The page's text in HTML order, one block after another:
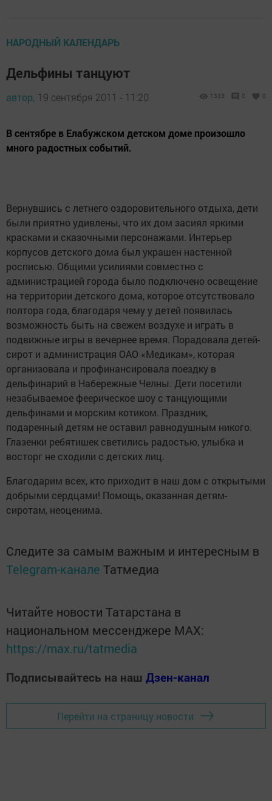
НАРОДНЫЙ КАЛЕНДАРЬ
Дельфины танцуют
автор, 19 сентября 2011 - 11:20 1333 0 0
В сентябре в Елабужском детском доме произошло
много радостных событий.
Вернувшись с летнего оздоровительного отдыха, дети
были приятно удивлены, что их дом засиял яркими
красками и сказочными персонажами. Интерьер
корпусов детского дома был украшен настенной
росписью. Общими усилиями совместно с
администрацией города было подключено освещение
на территории детского дома, которое отсутствовало
полтора года, благодаря чему у детей появилась
возможность быть на свежем воздухе и играть в
подвижные игры в вечернее время. Порадовала детей-
сирот и администрация ОАО «Медикам», которая
организовала и профинансировала поездку в
дельфинарий в Набережные Челны. Дети посетили
незабываемое феерическое шоу с танцующими
дельфинами и морским котиком. Праздник,
подаренный детям не оставил равнодушным никого.
Глазенки ребятишек светились радостью, улыбка и
восторг не сходили с детских лиц.
Благодарим всех, кто приходит в наш дом с открытыми
добрыми сердцами! Помощь, оказанная детям-
сиротам, неоценима.
Следите за самым важным и интересным в
Telegram-канале Татмедиа
Читайте новости Татарстана в
национальном мессенджере MАХ:
https://max.ru/tatmedia
Подписывайтесь на наш Дзен-канал
Перейти на страницу новости